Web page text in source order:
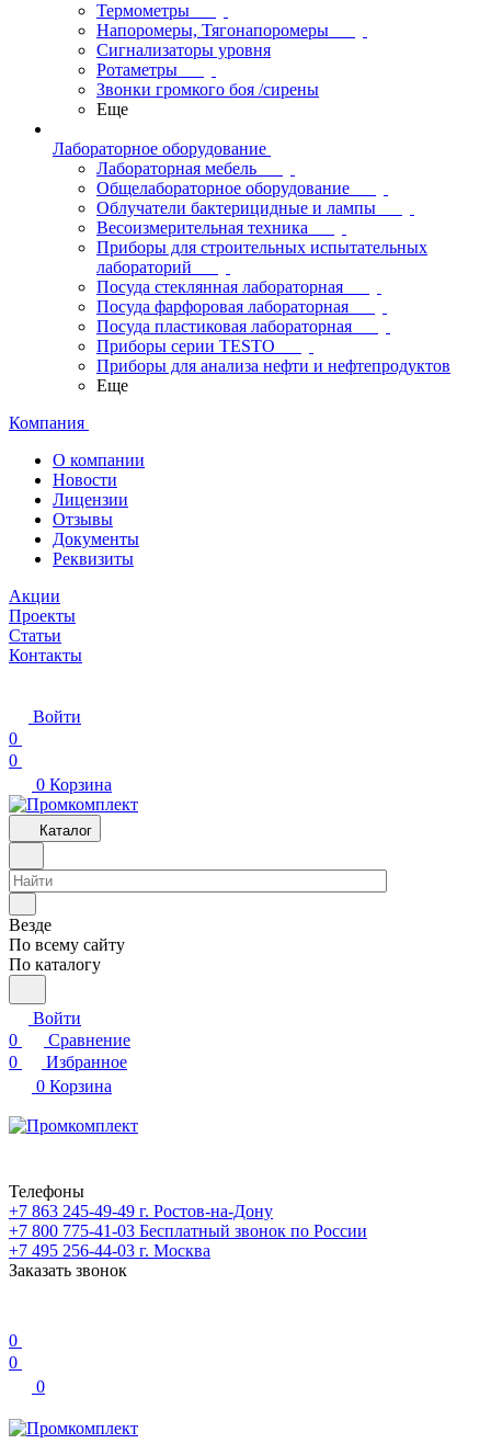
Термометры
Напоромеры, Тягонапоромеры
Сигнализаторы уровня
Ротаметры
Звонки громкого боя /сирены
Еще
Лабораторное оборудование
Лабораторная мебель
Общелабораторное оборудование
Облучатели бактерицидные и лампы
Весоизмерительная техника
Приборы для строительных испытательных
лабораторий
Посуда стеклянная лабораторная
Посуда фарфоровая лабораторная
Посуда пластиковая лабораторная
Приборы серии TESTO
Приборы для анализа нефти и нефтепродуктов
Еще
Компания
О компании
Новости
Лицензии
Отзывы
Документы
Реквизиты
Акции
Проекты
Статьи
Контакты
Войти
0
0
0 Корзина
Каталог
Везде
По всему сайту
По каталогу
Войти
0
Сравнение
0
Избранное
0 Корзина
Телефоны
+7 863 245-49-49 г. Ростов-на-Дону
+7 800 775-41-03 Бесплатный звонок по России
+7 495 256-44-03 г. Москва
Заказать звонок
0
0
0